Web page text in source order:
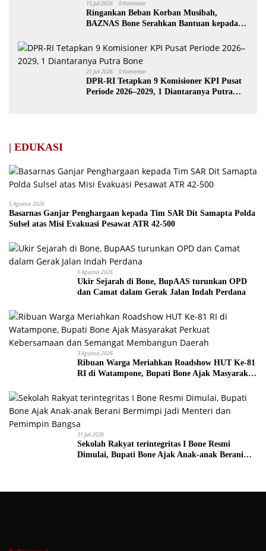
15 Juli 2026 0 Komentar
Ringankan Beban Korban Musibah,
BAZNAS Bone Serahkan Bantuan kepada
21 Juli 2026 0 Komentar
DPR-RI Tetapkan 9 Komisioner KPI Pusat
Periode 2026–2029, 1 Diantaranya Putra
| EDUKASI
5 Agustus 2026
Basarnas Ganjar Penghargaan kepada Tim SAR Dit Samapta Polda
Sulsel atas Misi Evakuasi Pesawat ATR 42-500
5 Agustus 2026
Ukir Sejarah di Bone, BupAAS turunkan OPD
dan Camat dalam Gerak Jalan Indah Perdana
3 Agustus 2026
Ribuan Warga Meriahkan Roadshow HUT Ke-81
RI di Watampone, Bupati Bone Ajak Masyarakat
Membangun Daerah
31 Juli 2026
Sekolah Rakyat terintegritas I Bone Resmi
Dimulai, Bupati Bone Ajak Anak-anak Berani